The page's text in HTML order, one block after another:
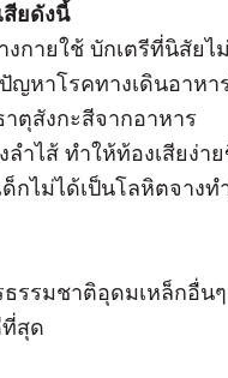
สียดังนี้
กายใช้ บักเตรีที่นิสัยไ
ญหาโรคทางเดินอาหา
ตุสังกะสีจากอาหาร
ลำไส้ ทำให้ท้องเสียง่า
กไม่ได้เป็นโลหิตจาง
รรมชาติอุดมเหล็กอื่นๆ
ที่สุด